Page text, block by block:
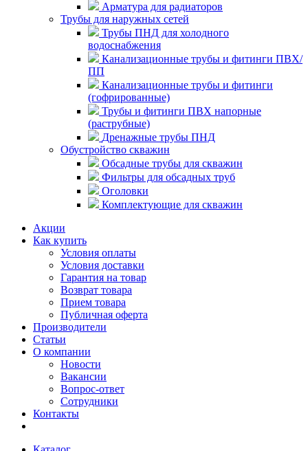
Арматура для радиаторов
Трубы для наружных сетей
Трубы ПНД для холодного
водоснабжения
Канализационные трубы и фитинги ПВХ/
ПП
Канализационные трубы и фитинги
(гофрированные)
Трубы и фитинги ПВХ напорные
(раструбные)
Дренажные трубы ПНД
Обустройство скважин
Обсадные трубы для скважин
Фильтры для обсадных труб
Оголовки
Комплектующие для скважин
Акции
Как купить
Условия оплаты
Условия доставки
Гарантия на товар
Возврат товара
Прием товара
Публичная оферта
Производители
Статьи
О компании
Новости
Вакансии
Вопрос-ответ
Сотрудники
Контакты